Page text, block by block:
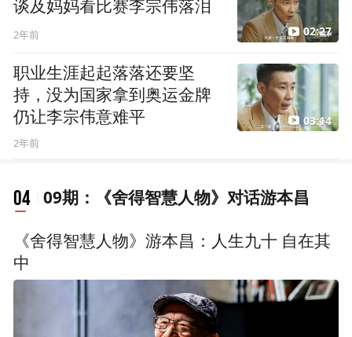
谈及妈妈看比赛李宗伟落泪
2年前 02:27
职业生涯起起落落还要坚
持，没为国家拿到奥运金牌
仍让李宗伟意难平
2年前
03:14
04 09期：《舍得智慧人物》对话游本昌
《舍得智慧人物》游本昌：人生九十 自在其
中